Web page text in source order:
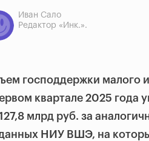
Иван Сало
Редактор «Инк.».
господдержки малого
квартале 2025 года
млрд руб. за
НИУ ВШЭ, на